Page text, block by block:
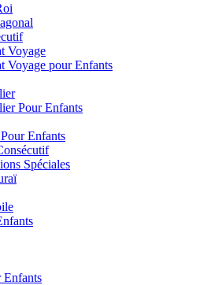
Voyage
Voyage pour Enfants
Pour Enfants
Enfants
Spéciales
Enfants